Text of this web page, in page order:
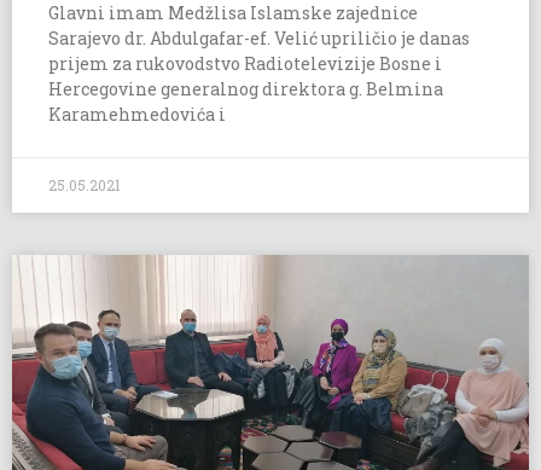
Glavni imam Medžlisa Islamske zajednice
Sarajevo dr. Abdulgafar-ef. Velić upriličio je danas
prijem za rukovodstvo Radiotelevizije Bosne i
Hercegovine generalnog direktora g. Belmina
Karamehmedovića i
25.05.2021